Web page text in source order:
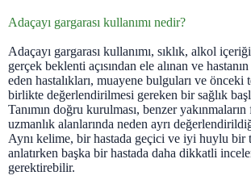
Adaçayı gargarası kullanımı nedir?
Adaçayı gargarası kullanımı, sıklık, alkol
gerçek beklenti açısından ele alınan ve
eden hastalıkları, muayene bulguları ve
birlikte değerlendirilmesi gereken bir sağlık
Tanımın doğru kurulması, benzer yakınmaların
uzmanlık alanlarında neden ayrı
Aynı kelime, bir hastada geçici ve iyi huylu bir
anlatırken başka bir hastada daha dikkatli
gerektirebilir.